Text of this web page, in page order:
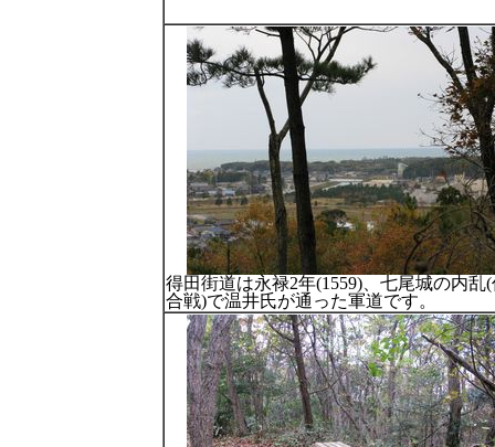
得田街道は永禄2年(1559)、七尾城の内乱
合戦)で温井氏が通った軍道です。